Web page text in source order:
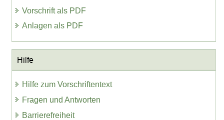
Vorschrift als PDF
Anlagen als PDF
Hilfe
Hilfe zum Vorschriftentext
Fragen und Antworten
Barrierefreiheit